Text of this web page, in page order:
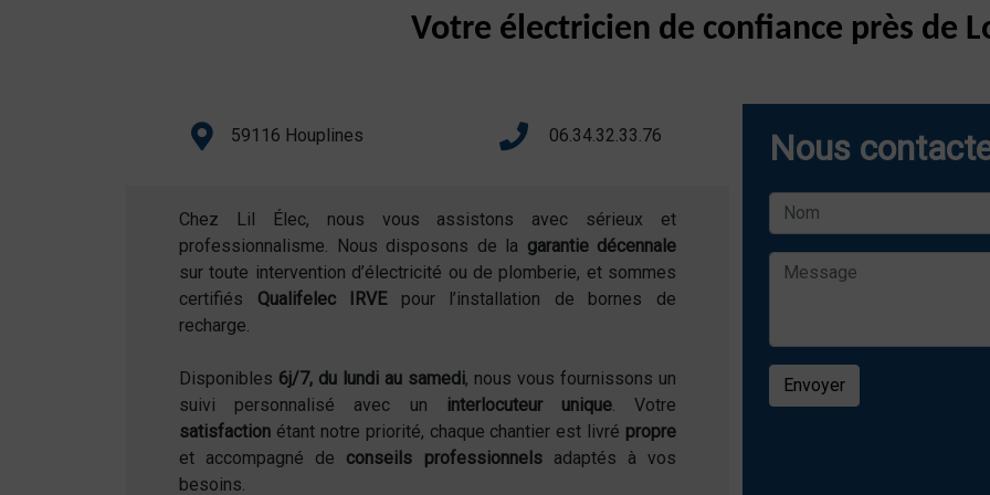
Votre électricien de confiance près de
59116 Houplines 06.34.32.33.76
Chez Lil Élec, nous vous assistons avec sérieux et
professionnalisme. Nous disposons de la garantie décennale
sur toute intervention d’électricité ou de plomberie, et sommes
certifiés Qualifelec IRVEpour l’installation de bornes de
recharge.
Disponibles 6j/7, du lundi au samedi, nous vous fournissons un
suivi personnalisé avec un
interlocuteur unique. Votre
satisfaction étant notre priorité, chaque chantier est livré propre
et accompagné de conseils professionnelsadaptés à vos
besoins.
Nous
Envoyer